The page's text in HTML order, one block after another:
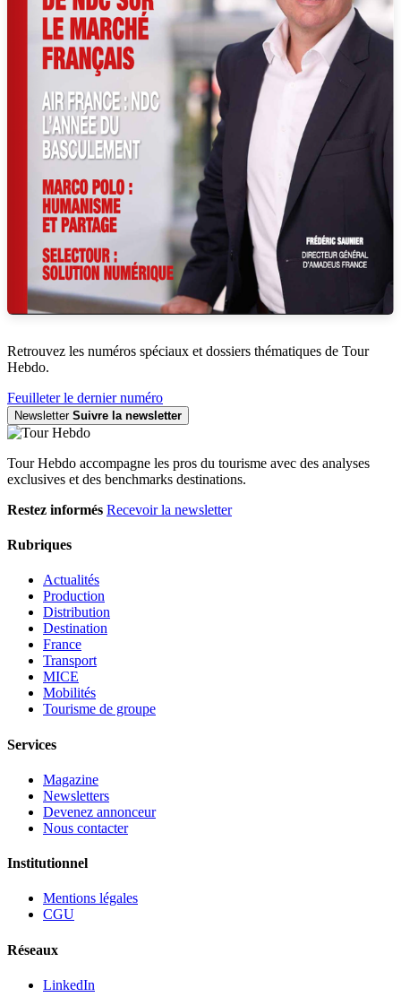
Retrouvez les numéros spéciaux et dossiers thématiques de Tour
Hebdo.
Feuilleter le dernier numéro
Newsletter Suivre la newsletter
Tour Hebdo accompagne les pros du tourisme avec des analyses
exclusives et des benchmarks destinations.
Restez informés Recevoir la newsletter
Rubriques
Actualités
Production
Distribution
Destination
France
Transport
MICE
Mobilités
Tourisme de groupe
Services
Magazine
Newsletters
Devenez annonceur
Nous contacter
Institutionnel
Mentions légales
CGU
Réseaux
LinkedIn